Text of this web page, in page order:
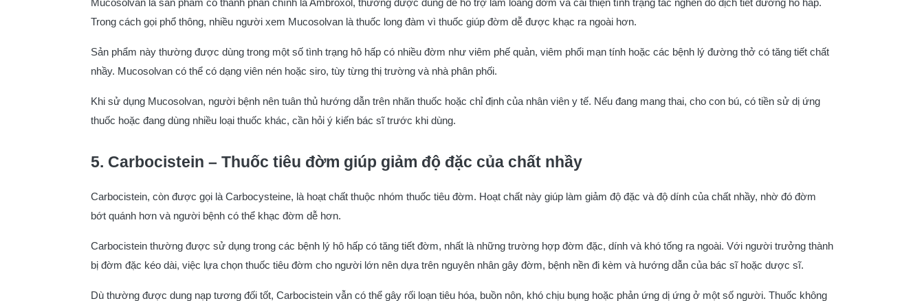
Mucosolvan là sản phẩm có thành phần chính là Ambroxol, thường được dùng để hỗ trợ làm loãng đờm và cải thiện tình trạng tắc nghẽn do dịch tiết đường hô hấp.
Trong cách gọi phổ thông, nhiều người xem Mucosolvan là thuốc long đàm vì thuốc giúp đờm dễ được khạc ra ngoài hơn.
Sản phẩm này thường được dùng trong một số tình trạng hô hấp có nhiều đờm như viêm phế quản, viêm phổi mạn tính hoặc các bệnh lý đường thở có tăng tiết chất
nhầy. Mucosolvan có thể có dạng viên nén hoặc siro, tùy từng thị trường và nhà phân phối.
Khi sử dụng Mucosolvan, người bệnh nên tuân thủ hướng dẫn trên nhãn thuốc hoặc chỉ định của nhân viên y tế. Nếu đang mang thai, cho con bú, có tiền sử dị ứng
thuốc hoặc đang dùng nhiều loại thuốc khác, cần hỏi ý kiến bác sĩ trước khi dùng.
5. Carbocistein – Thuốc tiêu đờm giúp giảm độ đặc của chất nhầy
Carbocistein, còn được gọi là Carbocysteine, là hoạt chất thuộc nhóm thuốc tiêu đờm. Hoạt chất này giúp làm giảm độ đặc và độ dính của chất nhầy, nhờ đó đờm
bớt quánh hơn và người bệnh có thể khạc đờm dễ hơn.
Carbocistein thường được sử dụng trong các bệnh lý hô hấp có tăng tiết đờm, nhất là những trường hợp đờm đặc, dính và khó tống ra ngoài. Với người trưởng thành
bị đờm đặc kéo dài, việc lựa chọn thuốc tiêu đờm cho người lớn nên dựa trên nguyên nhân gây đờm, bệnh nền đi kèm và hướng dẫn của bác sĩ hoặc dược sĩ.
Dù thường được dung nạp tương đối tốt, Carbocistein vẫn có thể gây rối loạn tiêu hóa, buồn nôn, khó chịu bụng hoặc phản ứng dị ứng ở một số người. Thuốc không